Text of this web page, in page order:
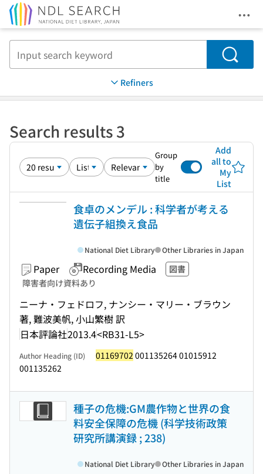
Search
Refiners
Search results 3
Group
by
title
Add
all to
My
List
食卓のメンデル : 科学者が考える
遺伝子組換え食品
Paper Recording Media
図書
障害者向け資料あり
ニーナ・フェドロフ, ナンシー・マリー・ブラウン
著, 難波美帆, 小山繁樹 訳
日本評論社2013.4<RB31-L5>
National Diet Library Other Libraries in Japan
Author Heading (ID) 01169702 001135264 01015912
001135262
種子の危機:GM農作物と世界の食
料安全保障の危機 (科学技術政策
研究所講演録 ; 238)
National Diet Library Other Libraries in Japan